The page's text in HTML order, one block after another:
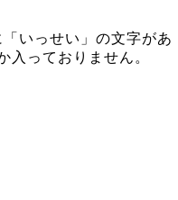
いっせい」の文字があ
入っておりません。